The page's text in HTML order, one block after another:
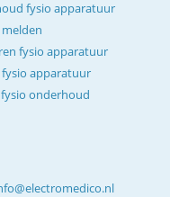
fysio apparatuur
fysio apparatuur
fysio apparatuur
onderhoud